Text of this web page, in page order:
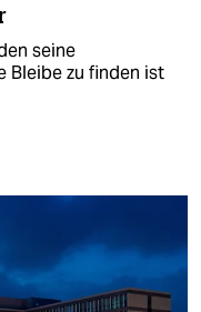
seine
Bleibe zu finden ist